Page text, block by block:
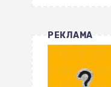
РЕКЛАМА